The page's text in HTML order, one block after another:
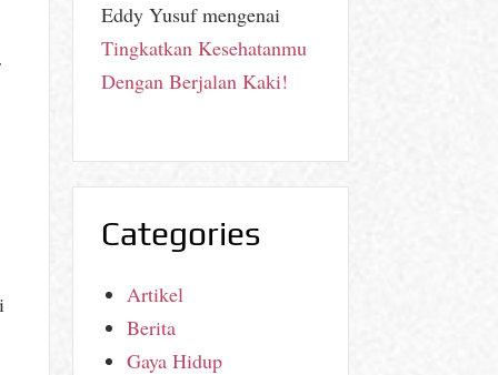
Eddy Yusufmengenai
Tingkatkan Kesehatanmu
Dengan Berjalan Kaki!
Categories
Artikel
Berita
Gaya Hidup